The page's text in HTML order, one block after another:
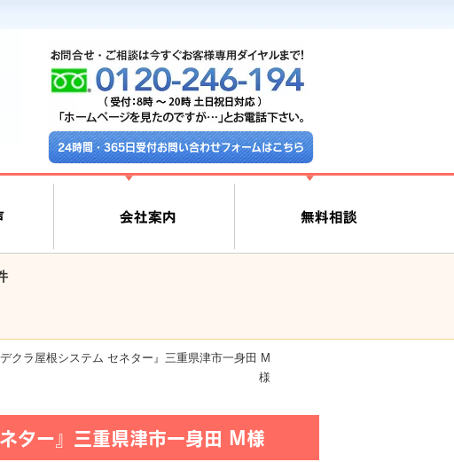
24時間・365日受付お問い合わせフォームはこちら
クラ屋根システム セネター』三重県津市一身田 M
様
ター』三重県津市一身田 M様